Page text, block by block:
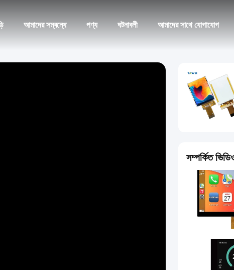
আমাদের সম্বন্ধে পণ্য ঘটনাবলী আমাদের সাথে যোগাযোগ
সম্পর্কিত